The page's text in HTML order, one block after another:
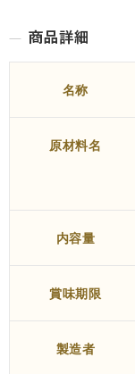
名称
原材料名
内容量
賞味期限
製造者